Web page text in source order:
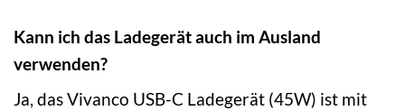
Kann ich das Ladegerät auch im Ausland
verwenden?
Ja, das Vivanco USB-C Ladegerät (45W) ist mit